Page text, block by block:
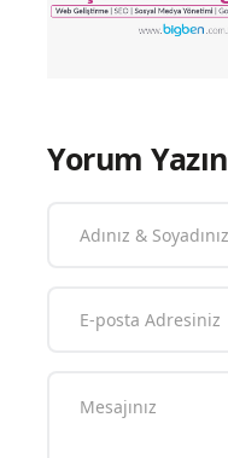
Yorum Yazın